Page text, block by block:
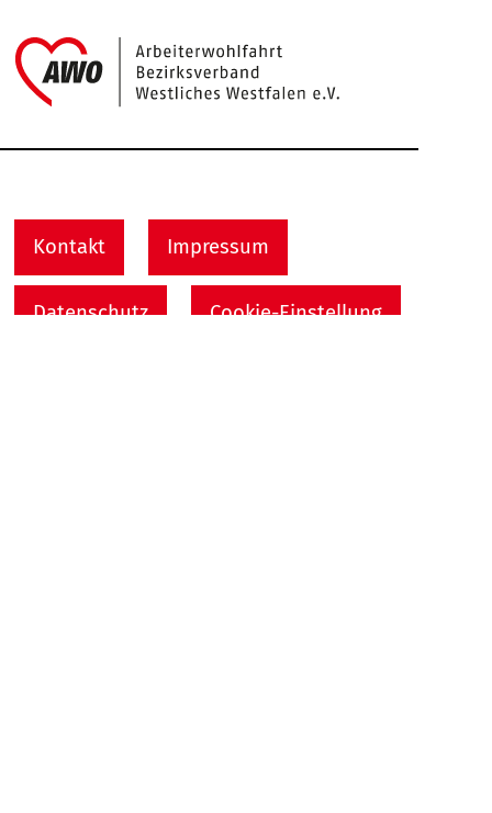
Kontakt Impressum
Datenschutz Cookie-Einstellung